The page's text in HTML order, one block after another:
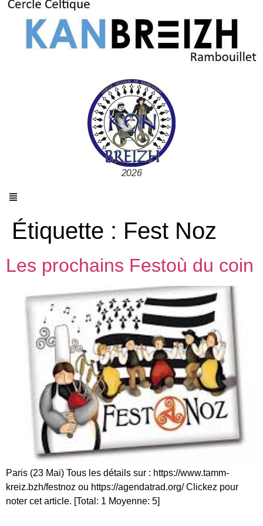
2026
Étiquette : Fest Noz
Les prochains Festoù du coin
Paris (23 Mai) Tous les détails sur : https://www.tamm-
kreiz.bzh/festnoz ou https://agendatrad.org/ Clickez pour
noter cet article. [Total: 1 Moyenne: 5]